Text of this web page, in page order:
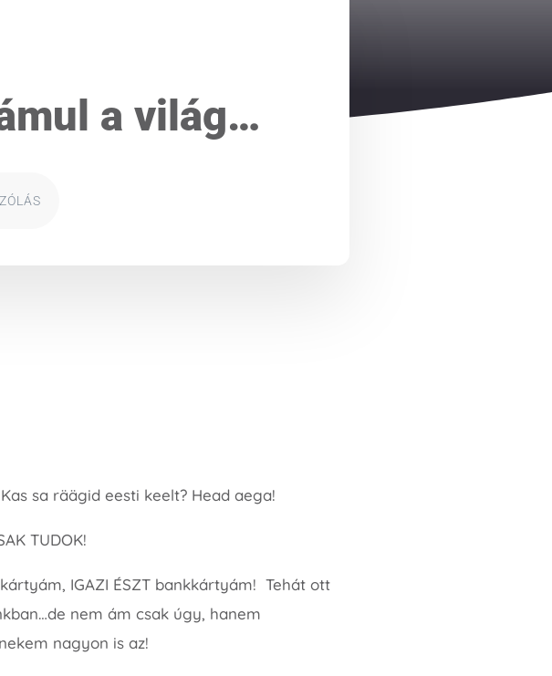
a világ…
sa räägid eesti keelt? Head aega!
TUDOK!
IGAZI ÉSZT bankkártyám! Tehát ott
nem ám csak úgy, hanem
nagyon is az!